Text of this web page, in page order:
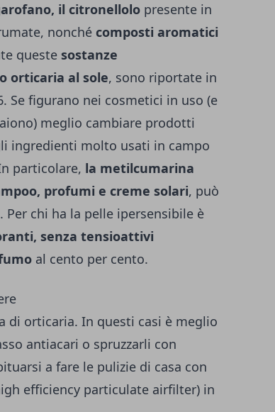
il citronellolo presente in
nonché composti aromatici
queste sostanze
orticaria al sole, sono riportate in
Se figurano nei cosmetici in uso (e
meglio cambiare prodotti
ingredienti molto usati in campo
particolare, la metilcumarina
profumi e creme solari, può
chi ha la pelle ipersensibile è
senza tensioattivi
al cento per cento.
di orticaria. In questi casi è meglio
antiacari o spruzzarli con
a fare le pulizie di casa con
efficiency particulate airfilter) in